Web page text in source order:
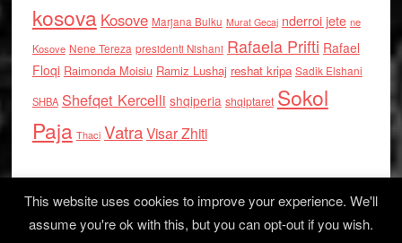
kosova Kosove Marjana Bulku Murat Gecaj nderroi jete ne
Kosove Nene Tereza presidenti Nishani Rafaela Prifti Rafael
Floqi Raimonda Moisiu Ramiz Lushaj reshat kripa Sadik Elshani
SHBA Shefqet Kercelli shqiperia shqiptaret Sokol
Paja Thaci VatraVisar Zhiti
This website uses cookies to improve your experience. We'll
assume you're ok with this, but you can opt-out if you wish.